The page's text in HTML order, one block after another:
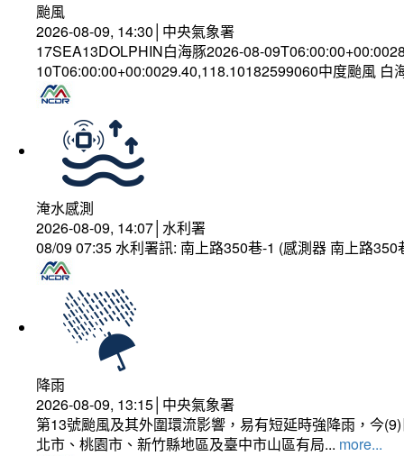
颱風
2026-08-09, 14:30│中央氣象署
17SEA13DOLPHIN白海豚2026-08-
10T06:00:00+00:0029.40,118.10182599060中度颱風 白
淹水感測
2026-08-09, 14:07│水利署
08/09 07:35 水利署訊: 南上路350巷-1 (感測器 南上路
降雨
2026-08-09, 13:15│中央氣象署
第13號颱風及其外圍環流影響，易有短延時強降雨，今
北市、桃園市、新竹縣地區及臺中市山區有局... more...